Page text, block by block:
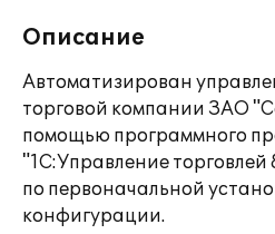
Описание
Автоматизирован
торговой компании ЗАО
помощью программного
"1С:Управление
по первоначальной
конфигурации.